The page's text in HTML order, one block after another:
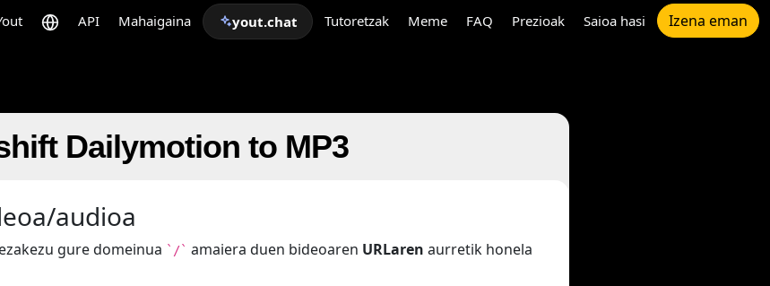
API Mahaigaina yout.chat Tutoretzak Meme FAQ Prezioak Saioa hasi Izena eman
Dailymotion to MP3
audioa
gure domeinua `/` amaiera duen bideoaren URLaren aurretik honela